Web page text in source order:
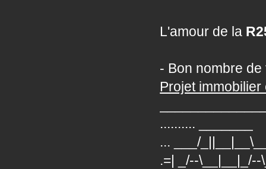
L'amour de la
- Bon nombre
Projet
.......... _______
... ___/
.=| _/--\__|__|_/--